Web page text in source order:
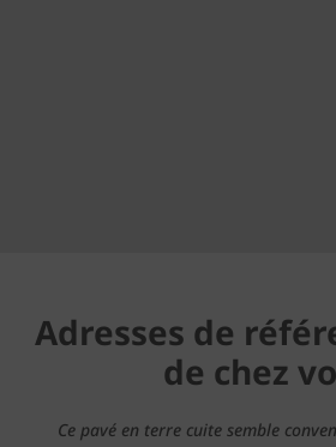
Adresses de
de chez
Ce pavé en terre cuite semble